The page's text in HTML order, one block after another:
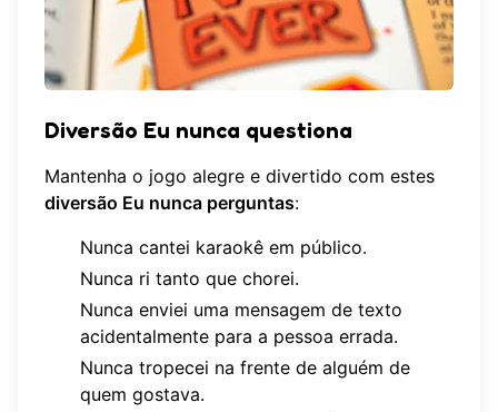
Diversão Eu nunca questiona
Mantenha o jogo alegre e divertido com estes
diversão Eu nunca perguntas:
Nunca cantei karaokê em público.
Nunca ri tanto que chorei.
Nunca enviei uma mensagem de texto
acidentalmente para a pessoa errada.
Nunca tropecei na frente de alguém de
quem gostava.